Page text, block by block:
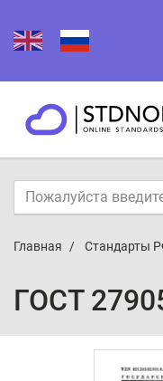
Главная Стандарты
ГОСТ